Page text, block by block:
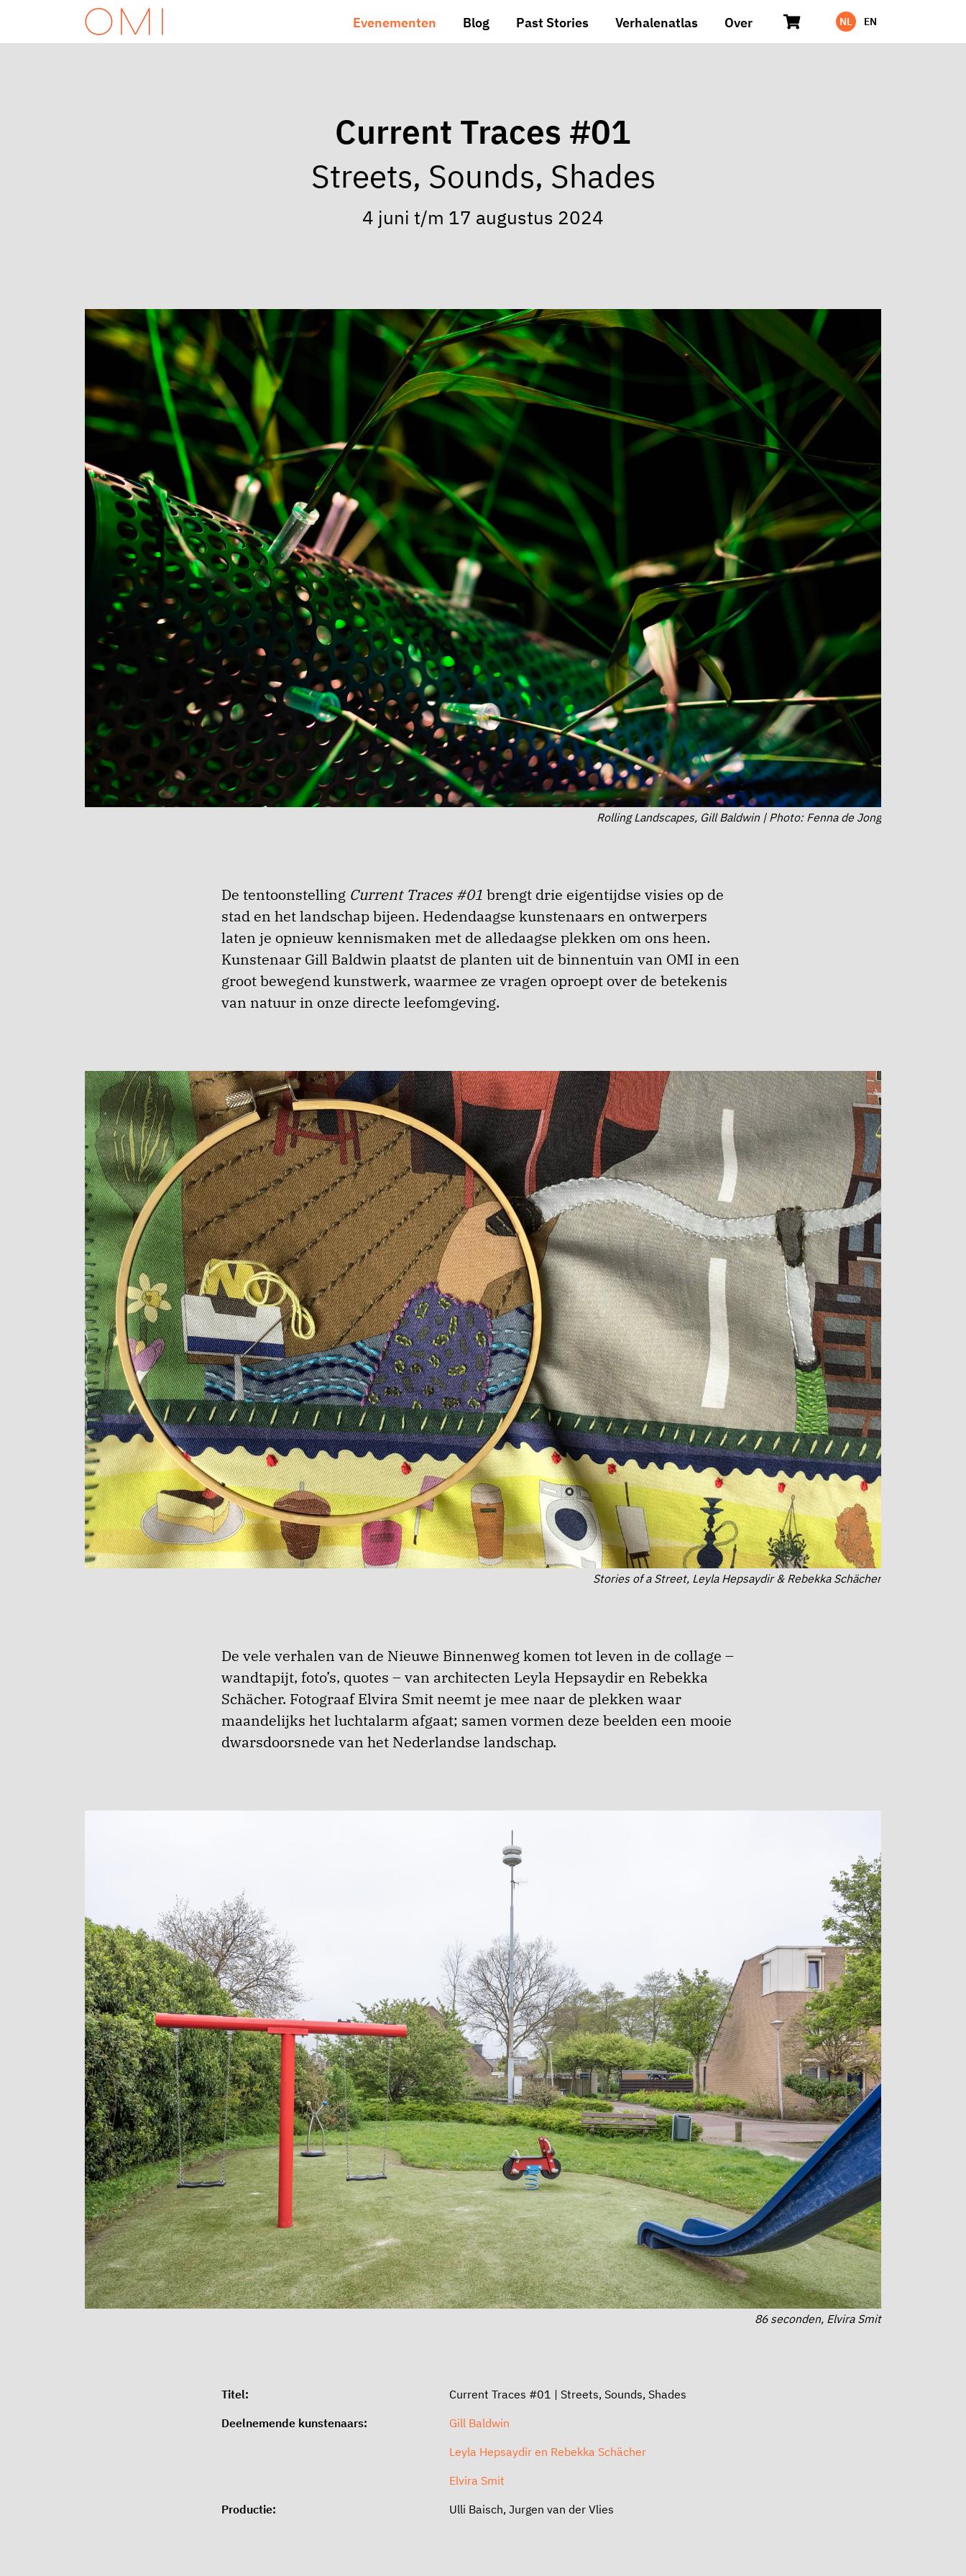
Evenementen Blog Past Stories Verhalenatlas Over NL EN
Current Traces #01
Streets, Sounds, Shades
4 juni t/m 17 augustus 2024
Rolling Landscapes, Gill Baldwin | Photo: Fenna de Jong
De tentoonstelling Current Traces #01 brengt drie eigentijdse visies op de
stad en het landschap bijeen. Hedendaagse kunstenaars en ontwerpers
laten je opnieuw kennismaken met de alledaagse plekken om ons heen.
Kunstenaar Gill Baldwin plaatst de planten uit de binnentuin van OMI in een
groot bewegend kunstwerk, waarmee ze vragen oproept over de betekenis
van natuur in onze directe leefomgeving.
Stories of a Street, Leyla Hepsaydir & Rebekka Schächer
De vele verhalen van de Nieuwe Binnenweg komen tot leven in de collage –
wandtapijt, foto’s, quotes – van architecten Leyla Hepsaydir en Rebekka
Schächer. Fotograaf Elvira Smit neemt je mee naar de plekken waar
maandelijks het luchtalarm afgaat; samen vormen deze beelden een mooie
dwarsdoorsnede van het Nederlandse landschap.
86 seconden, Elvira Smit
Titel:
Current Traces #01 | Streets, Sounds, Shades
Deelnemende kunstenaars:
Gill Baldwin
Leyla Hepsaydir en Rebekka Schächer
Elvira Smit
Productie:
Ulli Baisch, Jurgen van der Vlies